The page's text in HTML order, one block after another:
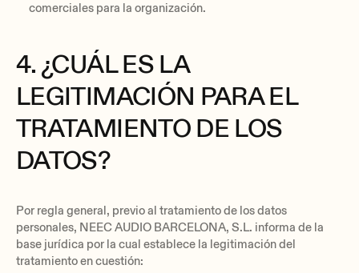
comerciales para la organización.
4. ¿CUÁL ES LA
LEGITIMACIÓN PARA EL
TRATAMIENTO DE LOS
DATOS?
Por regla general, previo al tratamiento de los datos
personales, NEEC AUDIO BARCELONA, S.L. informa de la
base jurídica por la cual establece la legitimación del
tratamiento en cuestión: